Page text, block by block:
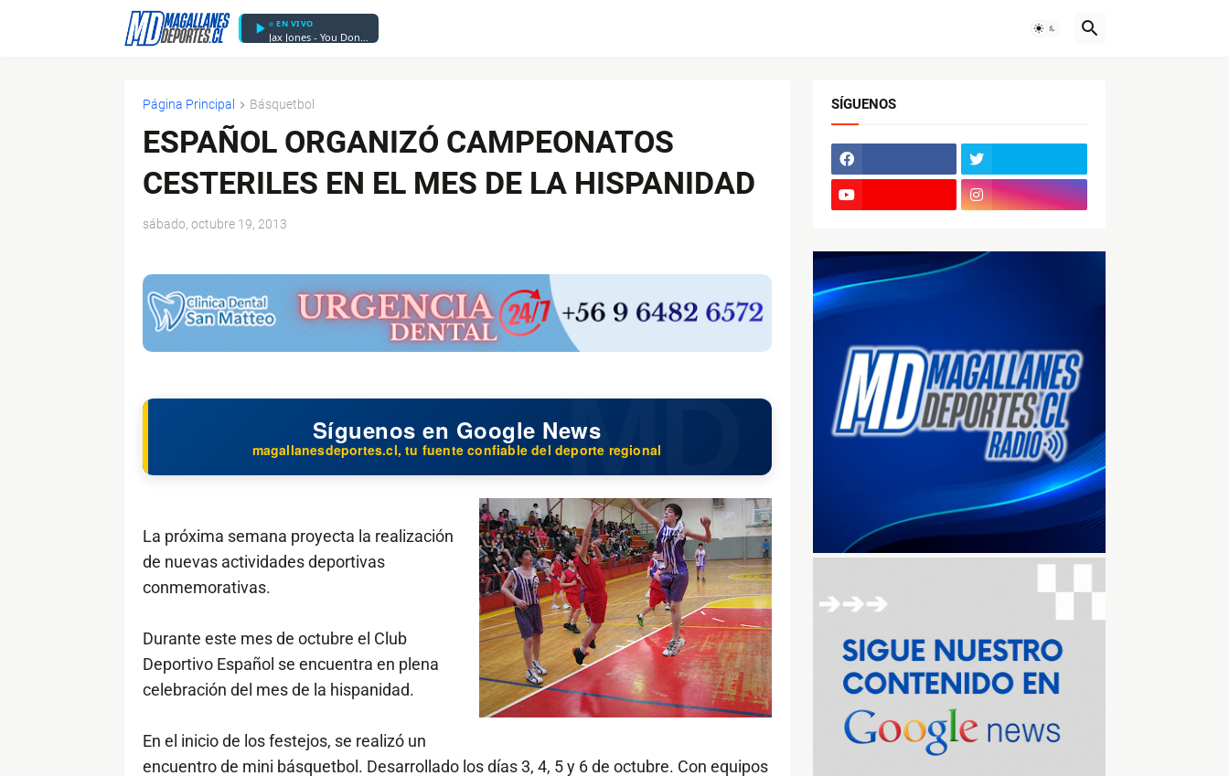
EN VIVO
Jax Jones - You Don't Know Me
Página Principal Básquetbol
ESPAÑOL ORGANIZÓ CAMPEONATOS
CESTERILES EN EL MES DE LA HISPANIDAD
sábado, octubre 19, 2013
Síguenos en Google News
magallanesdeportes.cl, tu fuente confiable del deporte regional
La próxima semana proyecta la realización
de nuevas actividades deportivas
conmemorativas.
Durante este mes de octubre el Club
Deportivo Español se encuentra en plena
celebración del mes de la hispanidad.
En el inicio de los festejos, se realizó un
encuentro de mini básquetbol. Desarrollado los días 3, 4, 5 y 6 de octubre. Con equipos
SÍGUENOS